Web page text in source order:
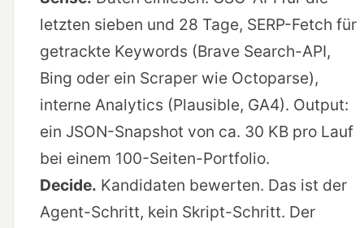
letzten sieben und 28 Tage, SERP-Fetch für
getrackte Keywords (Brave Search-API,
Bing oder ein Scraper wie Octoparse),
interne Analytics (Plausible, GA4). Output:
ein JSON-Snapshot von ca. 30 KB pro Lauf
bei einem 100-Seiten-Portfolio.
Decide. Kandidaten bewerten. Das ist der
Agent-Schritt, kein Skript-Schritt. Der